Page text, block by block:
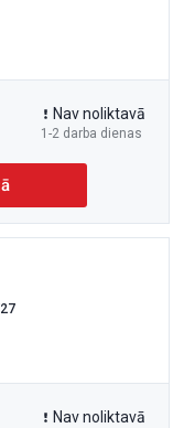
1-2 darba dienas
Nav noliktavā
Nav noliktavā